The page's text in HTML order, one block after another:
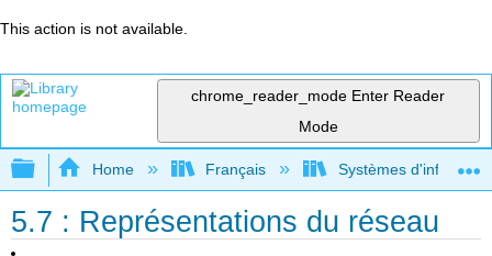
This action is not available.
chrome_reader_mode Enter Reader
Mode
Expand/collapse global hierarchy
Home Français Systèmes
5.7 : Représentations du réseau